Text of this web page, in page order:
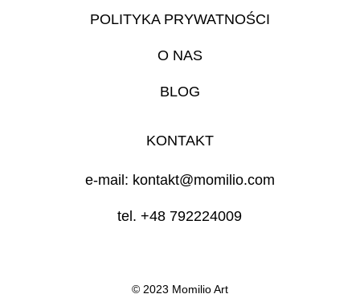
POLITYKA PRYWATNOŚCI
e-mail: kontakt@momilio.com
tel. +48 792224009
O NAS
BLOG
KONTAKT
© 2023 Momilio Art